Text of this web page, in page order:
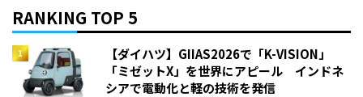
RANKING TOP 5
【ダイハツ】GIIAS2026で「K-VISION」
「ミゼットX」を世界にアピール インドネ
シアで電動化と軽の技術を発信